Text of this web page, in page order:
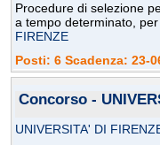
Procedure di selezione
a tempo determinato,
FIRENZE
Posti: 6 Scadenza: 23-
Concorso -
UNIVERSITA' DI